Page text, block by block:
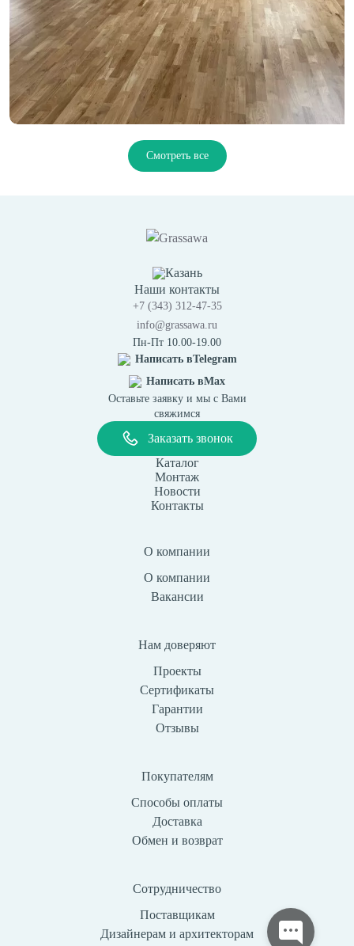
Смотреть все
Казань
Наши контакты
+7 (343) 312-47-35
info@grassawa.ru
Пн-Пт 10.00-19.00
Написать вTelegram
Написать вMax
Оставьте заявку и мы с Вами
свяжимся
Заказать звонок
Каталог
Монтаж
Новости
Контакты
О компании
О компании
Вакансии
Нам доверяют
Проекты
Сертификаты
Гарантии
Отзывы
Покупателям
Способы оплаты
Доставка
Обмен и возврат
Сотрудничество
Поставщикам
Дизайнерам и архитекторам